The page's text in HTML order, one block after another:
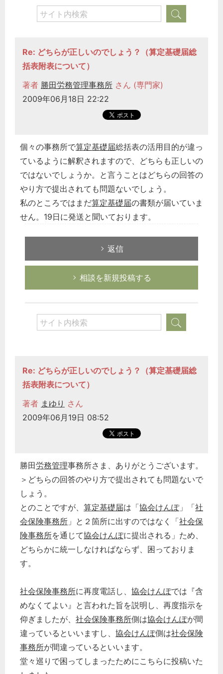
Re: どちらが正しいのでしょう？（算定基礎届総
括表附表について）
著者 勝田労務管理事務所 さん (専門家)
2009年06月18日 22:22
個々の事務所で算定基礎届総括表の活用目的が違っ
ているように解釈されますので、どちらも正しいの
ではないでしょうか。と言うことはどちらの回答の
やり方で提出されても問題ないでしょう。
私のところではまだ算定基礎届の書類が届いていま
せん。19日に発送と聞いております。
返信
相談を新規投稿する
Re: どちらが正しいのでしょう？（算定基礎届総
括表附表について）
著者 まゆり さん
2009年06月19日 08:52
勝田労務管理事務所さま、ありがとうございます。
＞どちらの回答のやり方で提出されても問題ないで
しょう。
とのことですが、 算定基礎届は「協会けんぽ」「社
会保険事務所 」と２箇所に出すのではなく「社会保
険事務所を通じて協会けんぽに提出される」ため、
どちらかに統一しなければならず、困っておりま
す。
社会保険事務所に再度電話し、 協会けんぽでは『含
めなくてよい』と言われた旨を説明し、再度指示を
仰ぎましたが、 社会保険事務所側は協会けんぽが間
違っているといいますし、 協会けんぽ側は社会保険
事務所が間違っているといいます。
堂々巡りで困ってしまったためにこちらに投稿いた